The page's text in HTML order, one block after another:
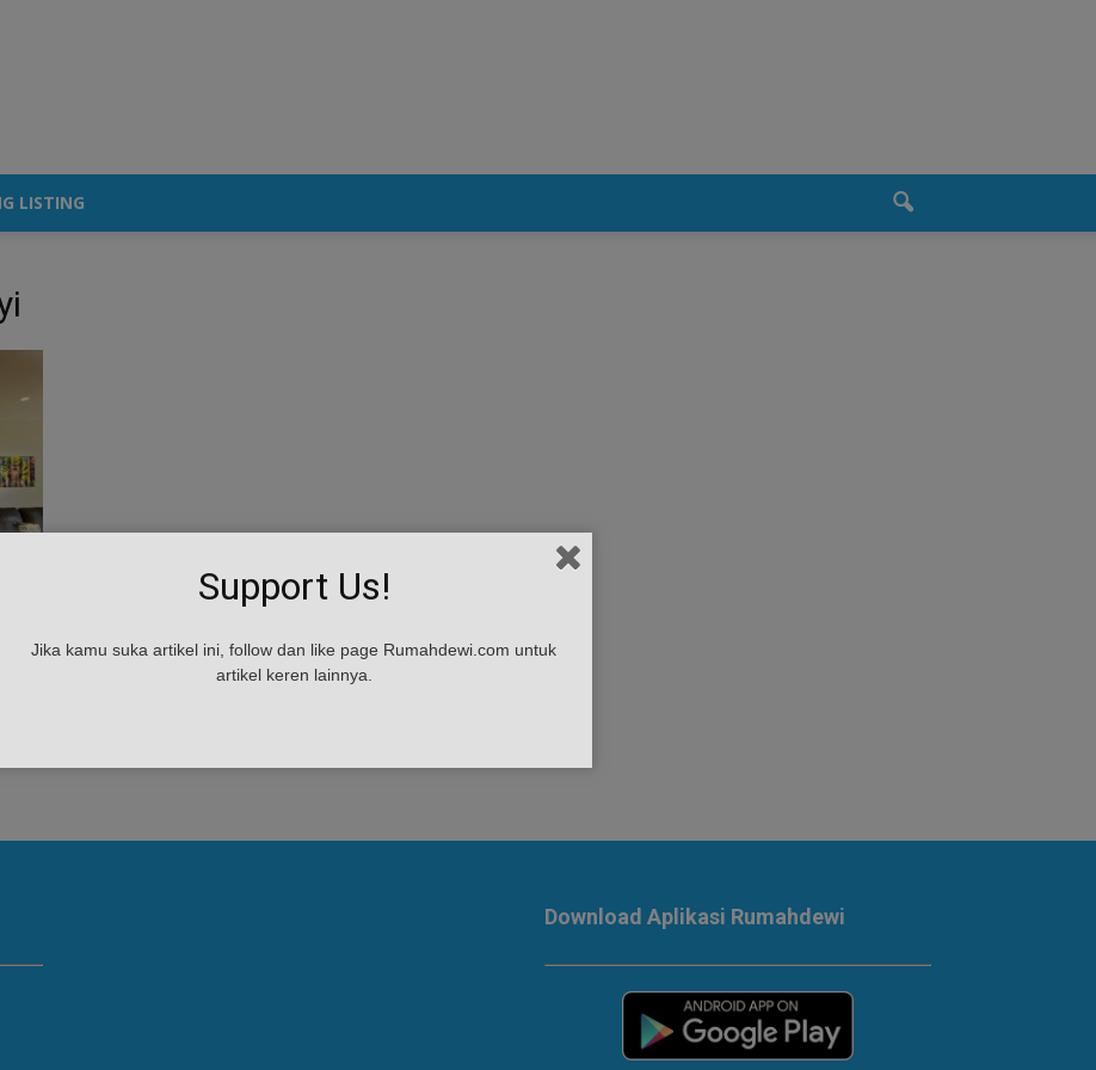
LISTING
Download Aplikasi Rumahdewi
Support Us!
Jika kamu suka artikel ini, follow dan like page Rumahdewi.com untuk
artikel keren lainnya.